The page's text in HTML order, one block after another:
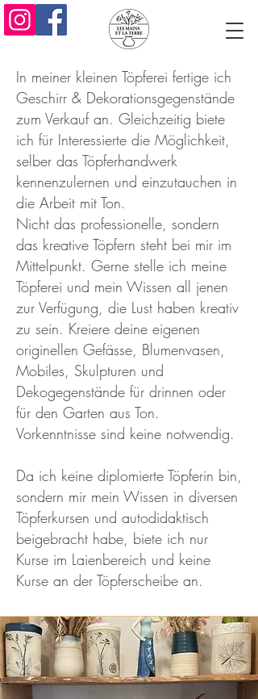
In meiner kleinen Töpferei fertige ich
Geschirr & Dekorationsgegenstände
zum Verkauf an. Gleichzeitig biete
ich für Interessierte die Möglichkeit,
selber das Töpferhandwerk
kennenzulernen und einzutauchen in
die Arbeit mit Ton.
Nicht das professionelle, sondern
das kreative Töpfern steht bei mir im
Mittelpunkt. Gerne stelle ich meine
Töpferei und mein Wissen all jenen
zur Verfügung, die Lust haben kreativ
zu sein. Kreiere deine eigenen
originellen Gefässe, Blumenvasen,
Mobiles, Skulpturen und
Dekogegenstände für drinnen oder
für den Garten aus Ton.
Vorkenntnisse sind keine notwendig.
Da ich keine diplomierte Töpferin bin,
sondern mir mein Wissen in diversen
Töpferkursen und autodidaktisch
beigebracht habe, biete ich nur
Kurse im Laienbereich und keine
Kurse an der Töpferscheibe an.